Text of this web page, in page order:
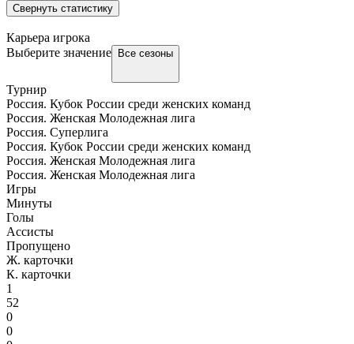
Свернуть статистику
Карьера игрока
Выберите значение
Все сезоны
Турнир
Россия. Кубок России среди женских команд
Россия. Женская Молодежная лига
Россия. Суперлига
Россия. Кубок России среди женских команд
Россия. Женская Молодежная лига
Россия. Женская Молодежная лига
Игры
Минуты
Голы
Ассисты
Пропущено
Ж. карточки
К. карточки
1
52
0
0